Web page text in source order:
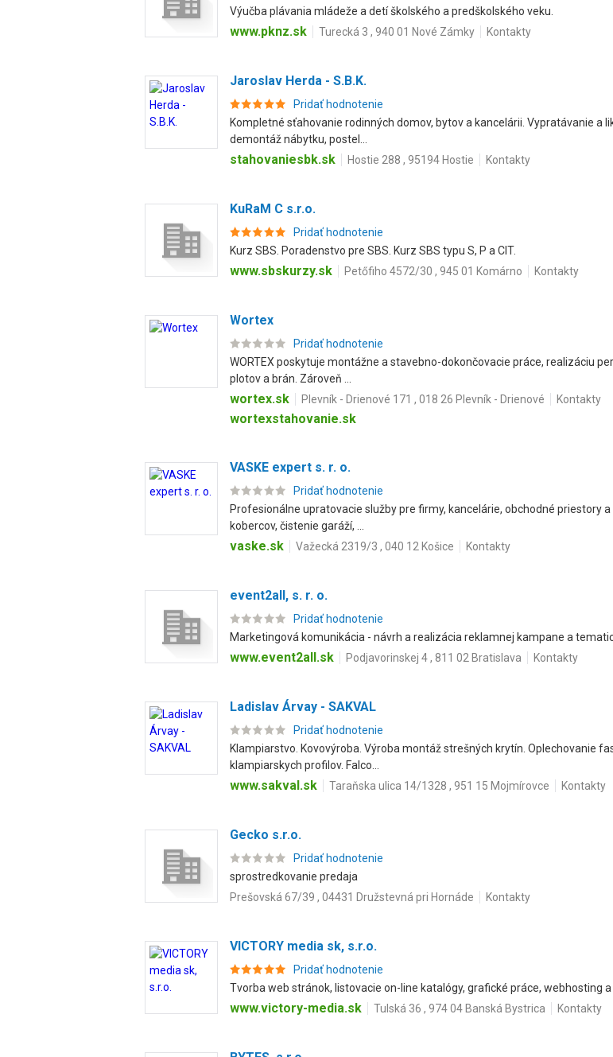
Výučba plávania mládeže a detí školského a predškolského veku.
www.pknz.sk Turecká 3 , 940 01 Nové Zámky Kontakty
Jaroslav Herda - S.B.K.
Pridať hodnotenie
Kompletné sťahovanie rodinných domov, bytov a kancelárii. Vypratávanie a
demontáž nábytku, postel...
stahovaniesbk.sk Hostie 288 , 95194 Hostie Kontakty
KuRaM C s.r.o.
Pridať hodnotenie
Kurz SBS. Poradenstvo pre SBS. Kurz SBS typu S, P a CIT.
www.sbskurzy.sk Petőfiho 4572/30 , 945 01 Komárno Kontakty
Wortex
Pridať hodnotenie
WORTEX poskytuje montážne a stavebno-dokončovacie práce, realizáciu
plotov a brán. Zároveň ...
wortex.sk Plevník - Drienové 171 , 018 26 Plevník - Drienové Kontakty
wortexstahovanie.sk
VASKE expert s. r. o.
Pridať hodnotenie
Profesionálne upratovacie služby pre firmy, kancelárie, obchodné priestory
kobercov, čistenie garáží, ...
vaske.sk Važecká 2319/3 , 040 12 Košice Kontakty
event2all, s. r. o.
Pridať hodnotenie
Marketingová komunikácia - návrh a realizácia reklamnej kampane a
www.event2all.sk Podjavorinskej 4 , 811 02 Bratislava Kontakty
Ladislav Árvay - SAKVAL
Pridať hodnotenie
Klampiarstvo. Kovovýroba. Výroba montáž strešných krytín. Oplechovanie
klampiarskych profilov. Falco...
www.sakval.sk Taraňska ulica 14/1328 , 951 15 Mojmírovce Kontakty
Gecko s.r.o.
Pridať hodnotenie
sprostredkovanie predaja
Prešovská 67/39 , 04431 Družstevná pri Hornáde
Kontakty
VICTORY media sk, s.r.o.
Pridať hodnotenie
Tvorba web stránok, listovacie on-line katalógy, grafické práce, webhosting
www.victory-media.sk Tulská 36 , 974 04 Banská Bystrica Kontakty